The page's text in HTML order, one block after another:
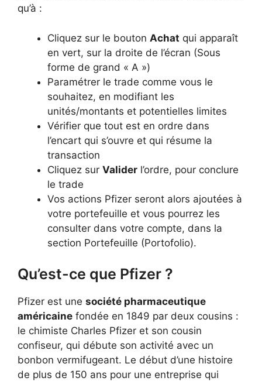
qu’à :
Cliquez sur le bouton Achat qui apparaît
en vert, sur la droite de l’écran (Sous
forme de grand « A »)
Paramétrer le trade comme vous le
souhaitez, en modifiant les
unités/montants et potentielles limites
Vérifier que tout est en ordre dans
l’encart qui s’ouvre et qui résume la
transaction
Cliquez sur Valider l’ordre, pour conclure
le trade
Vos actions Pfizer seront alors ajoutées à
votre portefeuille et vous pourrez les
consulter dans votre compte, dans la
section Portefeuille (Portofolio).
Qu’est-ce que Pfizer ?
Pfizer est une société pharmaceutique
américaine fondée en 1849 par deux cousins :
le chimiste Charles Pfizer et son cousin
confiseur, qui débute son activité avec un
bonbon vermifugeant. Le début d’une histoire
de plus de 150 ans pour une entreprise qui